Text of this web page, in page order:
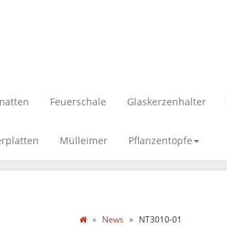
Feuerschale Glaskerzenhalter
Mülleimer Pflanzentöpfe
News NT3010-01